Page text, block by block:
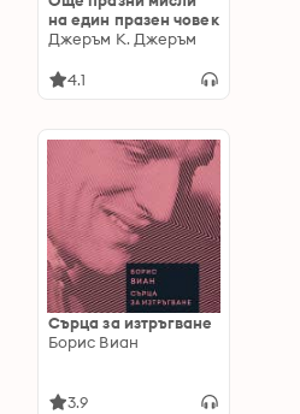
на един празен човек
Джеръм К. Джеръм
4.1
Сърца за изтръгване
Борис Виан
3.9